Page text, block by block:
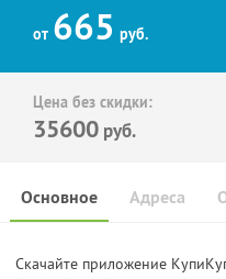
от 665 руб.
Цена без скидки:
35600 руб.
Основное Адреса
Скачайте приложение